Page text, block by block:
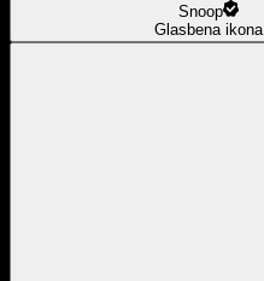
Snoop
Glasbena ikona